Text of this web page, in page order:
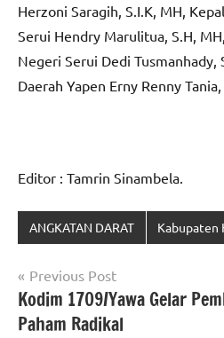
Herzoni Saragih, S.I.K, MH,
Serui Hendry Marulitua, S.H,
Negeri Serui Dedi Tusmanhady,
Daerah Yapen Erny Renny
Editor : Tamrin Sinambela.
ANGKATAN DARAT Kabupaten
Navigasi
pos
Previous Post
Kodim 1709/Yawa Gelar
Paham Radikal